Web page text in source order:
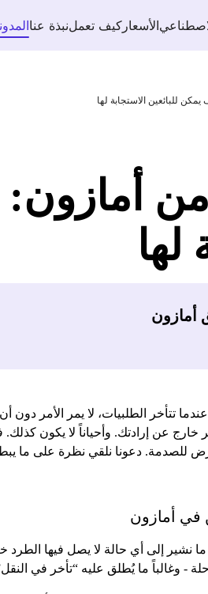
الأسعار كيف تعملنبذة عنا
للبائعين الاستجابة لها
لها
تتأخر الطلبيات، لا يمر الأمر
خارج عن إرادتك. وأحياناً لا يكون
دعونا نلقي نظرة على ما
في أمازون
إلى أي حالة لا يصل فيها الطرد
وغالباً ما يُطلق عليه “تأخر في